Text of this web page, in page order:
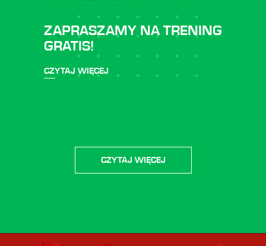
ZAPRASZAMY NA TRENING
GRATIS!
CZYTAJ WIĘCEJ
CZYTAJ WIĘCEJ